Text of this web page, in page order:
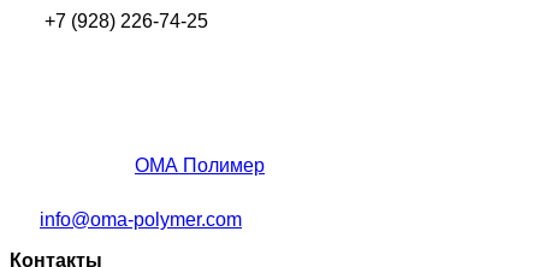
+7 (928) 226-74-25
ОМА Полимер
info@oma-polymer.com
Контакты